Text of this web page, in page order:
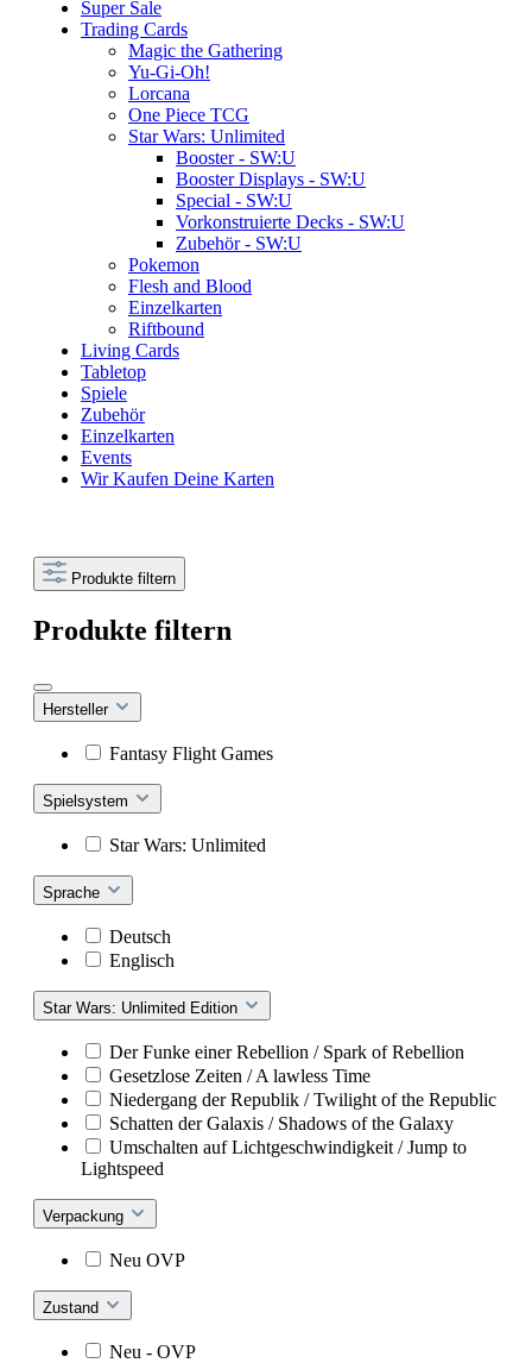
Super Sale
Trading Cards
Magic the Gathering
Yu-Gi-Oh!
Lorcana
One Piece TCG
Star Wars: Unlimited
Booster - SW:U
Booster Displays - SW:U
Special - SW:U
Vorkonstruierte Decks - SW:U
Zubehör - SW:U
Pokemon
Flesh and Blood
Einzelkarten
Riftbound
Living Cards
Tabletop
Spiele
Zubehör
Einzelkarten
Events
Wir Kaufen Deine Karten
Produkte filtern
Produkte filtern
Hersteller
Fantasy Flight Games
Spielsystem
Star Wars: Unlimited
Sprache
Deutsch
Englisch
Star Wars: Unlimited Edition
Der Funke einer Rebellion / Spark of Rebellion
Gesetzlose Zeiten / A lawless Time
Niedergang der Republik / Twilight of the Republic
Schatten der Galaxis / Shadows of the Galaxy
Umschalten auf Lichtgeschwindigkeit / Jump to
Lightspeed
Verpackung
Neu OVP
Zustand
Neu - OVP